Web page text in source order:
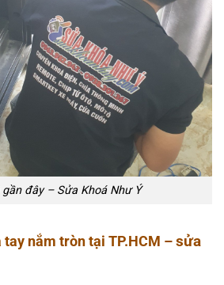
đây – Sửa Khoá Như Ý
nắm tròn tại TP.HCM –sửa